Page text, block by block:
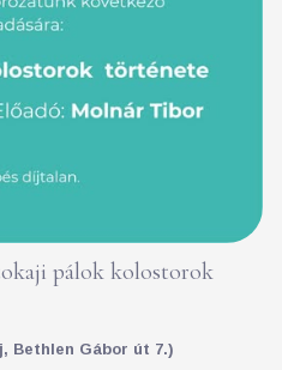
pálok kolostorok
Bethlen Gábor út 7.)